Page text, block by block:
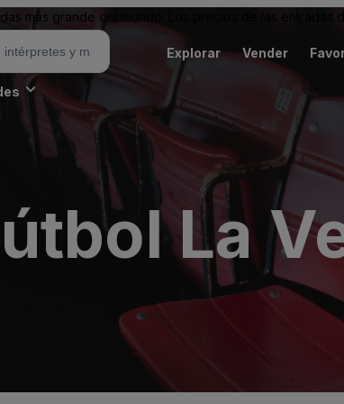
más grande del mundo. Los precios de las
Explorar Vender
La